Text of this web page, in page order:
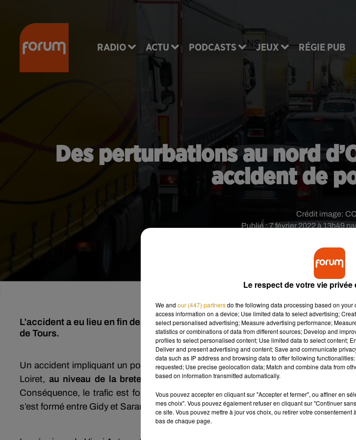
RADIO ACTU PODCASTS JEUX RÉGIE PUB
Des perturbations au nord
accident de
Publié : 7 février 2022 à 13h49
Crédit image:
L’accident a eu lieu en fin de matinée. Plusieurs kilomètres de bouchon sont
de Tours.
Un accident impliquant un poids lourd a eu lieu ce lundi aux alentours de midi sur
Loiret, au niveau de la bretelle de sortie Orléans Nord. On ne sait pas s’il y
Conséquence, le trafic est fortement perturbé en direction de Tours. Un
s’est formé entre Gidy et Saran.
Le respect de votre vie
We and our (447) partnersdo the following data processing based on
access information on a device; Use limited data to select advertising;
select personalised advertising; Measure advertising performance;
statistics or combinations of data from different sources; Develop and
profiles to select personalised content; Use limited data to select content;
Deliver and present advertising and content; Save and communicate
data such as IP address and browsing data to offer following
requested; Use precise geolocation data; Match and combine data from
based on information transmitted automatically.
Vous pouvez accepter en cliquant sur "Accepter et fermer", ou affiner en
mes choix". Vous pouvez également refuser en cliquant sur "Continuer
ce site. Vous pouvez mettre à jour vos choix, ou retirer votre
bas de chaque page.